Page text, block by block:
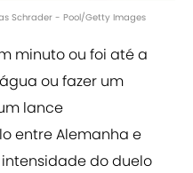
Schrader - Pool/Getty Images
minuto ou foi até a
ou fazer um
lance
entre Alemanha e
intensidade do duelo